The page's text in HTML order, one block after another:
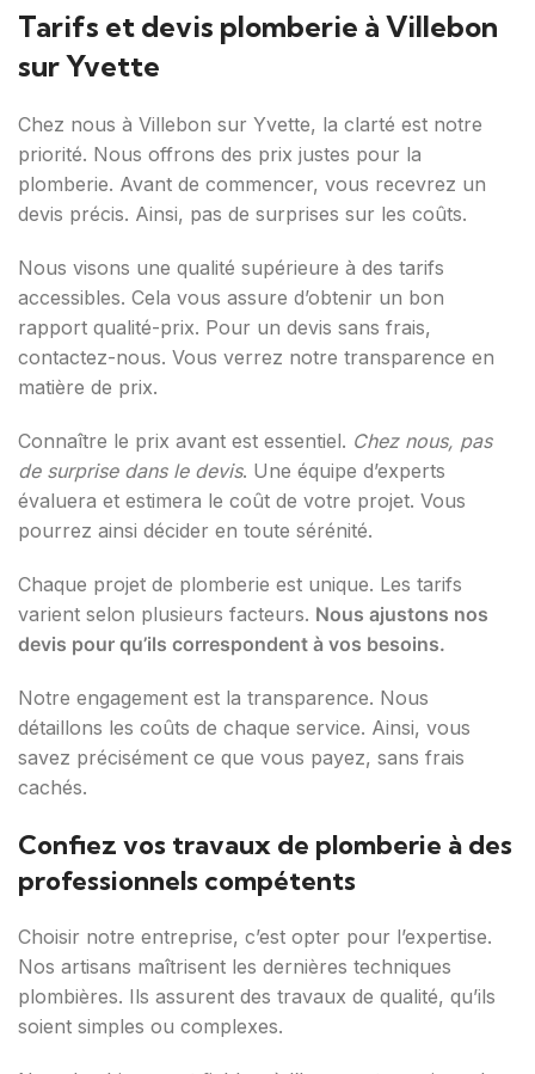
Tarifs et devis plomberie à Villebon
sur Yvette
Chez nous à Villebon sur Yvette, la clarté est notre
priorité. Nous offrons des prix justes pour la
plomberie. Avant de commencer, vous recevrez un
devis précis. Ainsi, pas de surprises sur les coûts.
Nous visons une qualité supérieure à des tarifs
accessibles. Cela vous assure d’obtenir un bon
rapport qualité-prix. Pour un devis sans frais,
contactez-nous. Vous verrez notre transparence en
matière de prix.
Connaître le prix avant est essentiel. Chez nous, pas
de surprise dans le devis. Une équipe d’experts
évaluera et estimera le coût de votre projet. Vous
pourrez ainsi décider en toute sérénité.
Chaque projet de plomberie est unique. Les tarifs
varient selon plusieurs facteurs. Nous ajustons nos
devis pour qu’ils correspondent à vos besoins.
Notre engagement est la transparence. Nous
détaillons les coûts de chaque service. Ainsi, vous
savez précisément ce que vous payez, sans frais
cachés.
Confiez vos travaux de plomberie à des
professionnels compétents
Choisir notre entreprise, c’est opter pour l’expertise.
Nos artisans maîtrisent les dernières techniques
plombières. Ils assurent des travaux de qualité, qu’ils
soient simples ou complexes.